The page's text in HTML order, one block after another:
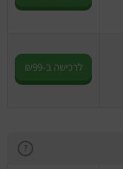
לרכישה ב-₪99
?